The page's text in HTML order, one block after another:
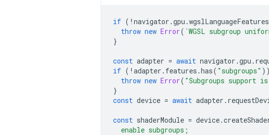
if ( ! navigator .gpu .wgslLanguageFeatures
throw new Error( `WGSL subgroup
}
const adapter = await navigator .gpu .
if ( ! adapter . features .has( "subgroups" ))
throw new Error( "Subgroups support
}
const device = await adapter .
const shaderModule = device.
  enable subgroups;